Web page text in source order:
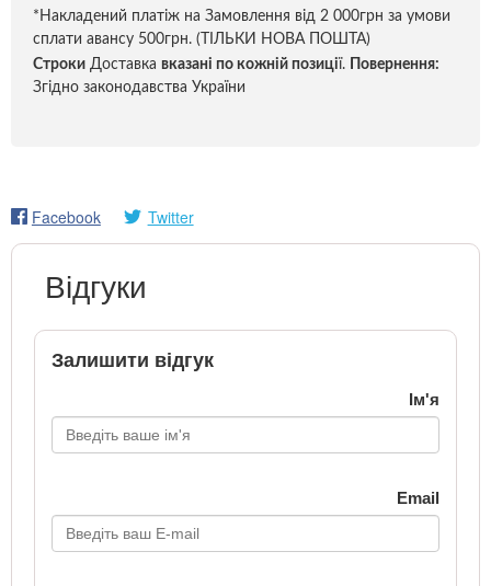
*Накладений платіж на Замовлення від 2 000грн за умови
сплати авансу 500грн. (ТІЛЬКИ НОВА ПОШТА)
Строки Доставка вказані по кожній позиції.
Повернення:
Згідно законодавства України
Facebook Twitter
Відгуки
Залишити відгук
Ім'я
Email